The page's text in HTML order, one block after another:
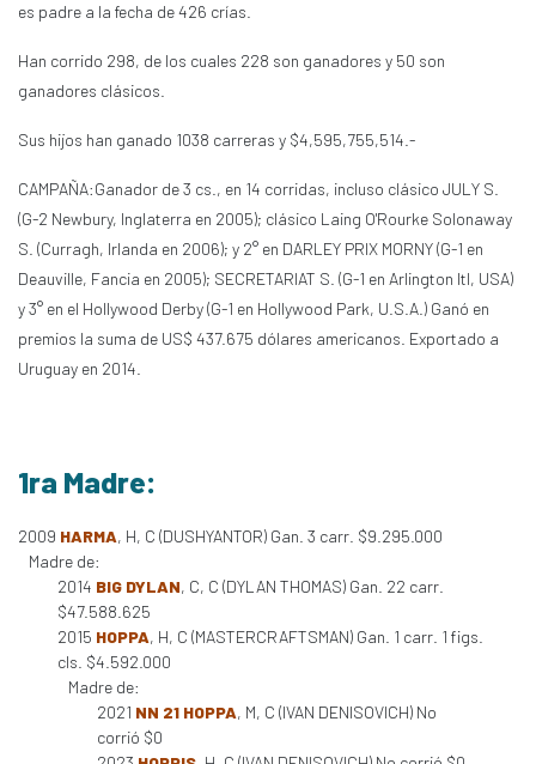
es padre a la fecha de 426 crías.
Han corrido 298, de los cuales 228 son ganadores y 50 son
ganadores clásicos.
Sus hijos han ganado 1038 carreras y $4,595,755,514.-
CAMPAÑA:Ganador de 3 cs., en 14 corridas, incluso clásico JULY S.
(G-2 Newbury, Inglaterra en 2005); clásico Laing O'Rourke Solonaway
S. (Curragh, Irlanda en 2006); y 2° en DARLEY PRIX MORNY (G-1 en
Deauville, Fancia en 2005); SECRETARIAT S. (G-1 en Arlington Itl, USA)
y 3° en el Hollywood Derby (G-1 en Hollywood Park, U.S.A.) Ganó en
premios la suma de US$ 437.675 dólares americanos. Exportado a
Uruguay en 2014.
1ra Madre:
2009 HARMA, H, C (DUSHYANTOR) Gan. 3 carr. $9.295.000
Madre de:
2014 BIG DYLAN, C, C (DYLAN THOMAS) Gan. 22 carr.
$47.588.625
2015 HOPPA, H, C (MASTERCRAFTSMAN) Gan. 1 carr. 1 figs.
cls. $4.592.000
Madre de:
2021 NN 21 HOPPA, M, C (IVAN DENISOVICH) No
corrió $0